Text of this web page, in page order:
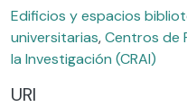
Edificios y espacios
universitarias,Centros de
la Investigación (CRAI)
URI